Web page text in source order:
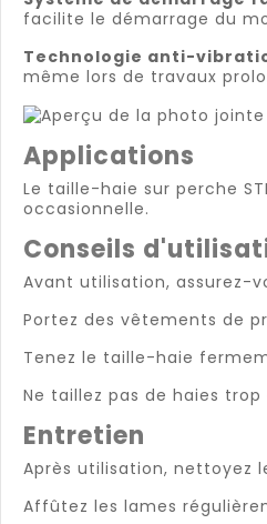
facilite le démarrage du
Technologie anti-
même lors de travaux
Applications
Le taille-haie sur perche
occasionnelle.
Conseils
Avant utilisation, assurez-
Portez des vêtements de
Tenez le taille-haie
Ne taillez pas de haies
Entretien
Après utilisation, nettoyez
Affûtez les lames